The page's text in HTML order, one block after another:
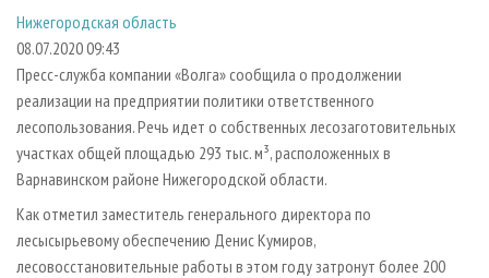
СУШКА ДРЕВЕСИНЫ
ПРОИЗВОДСТВО ДРЕВЕСНЫХ ПЛИТ
ДЕРЕВЯННОЕ ДОМОСТРОЕНИЕ
ПРОИЗВОДСТВО МЕБЕЛИ
БИОЭНЕРГЕТИКА
ЦБП
ИНСТРУМЕНТ И МАТЕРИАЛЫ
ПЕРСОНЫ
МОБИЛЬНЫЕ ВЫСТАВКИ
ОФИЦИАЛЬНЫЕ ДЕЛЕГАЦИИ
ПРИОРИТЕТНЫЕ ИНВЕСТПРОЕКТЫ
RUSSIAN FORESTRY REVIEW
ГАЗЕТА ЛЕСПРОМФОРУМ
БИБЛИОТЕКА СПЕЦИАЛИСТА
КОНТАКТЫ
РЕКЛАМОДАТЕЛЯМ
РЕКЛАМА
РЕКЛАМА НА САЙТЕ
Нижегородская область
08.07.2020 09:43
Пресс-служба компании «Волга» сообщила о продолжении
реализации на предприятии политики ответственного
лесопользования. Речь идет о собственных лесозаготовительных
участках общей площадью 293 тыс. м³, расположенных в
Варнавинском районе Нижегородской области.
Как отметил заместитель генерального директора по
лесысырьевому обеспечению Денис Кумиров,
лесовосстановительные работы в этом году затронут более 200